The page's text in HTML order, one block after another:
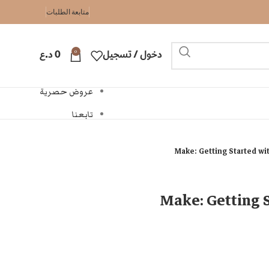
متابعة الطلبات
دخول / تسجيل 0
0د.ع
عروض حصرية
تابعنا
Make: Getting Started
Make: Getting